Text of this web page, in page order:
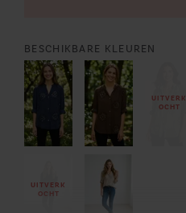
BESCHIKBARE KLEUREN
UITVERK
OCHT
UITVERK
OCHT